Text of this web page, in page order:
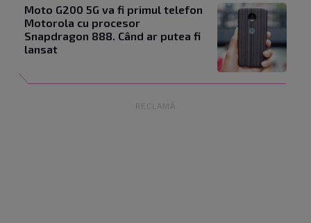
Moto G200 5G va fi primul telefon
Motorola cu procesor
Snapdragon 888. Când ar putea fi
lansat
RECLAMĂ